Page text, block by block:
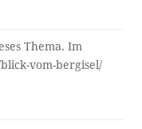
Thema. Im
vom-bergisel/